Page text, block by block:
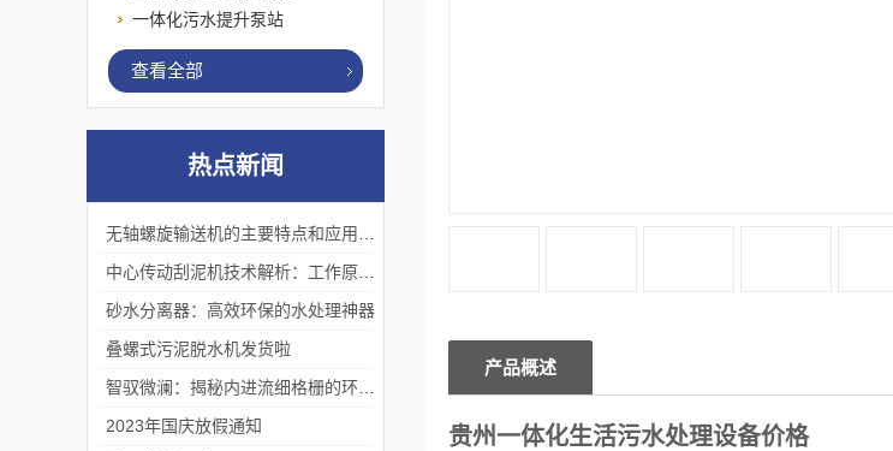
产品概述
贵州一体化生活污水处理设备价格
一体化污水提升泵站
查看全部
热点新闻
砂水分离器：高效环保的水处理神器
叠螺式污泥脱水机发货啦
2023年国庆放假通知